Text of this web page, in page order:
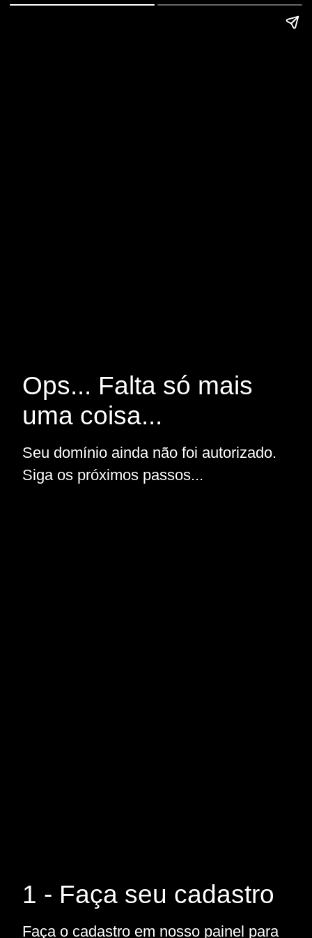
Ops... Falta só mais
uma coisa...
Seu domínio ainda não foi autorizado.
Siga os próximos passos...
1 - Faça seu cadastro
Faça o cadastro em nosso painel para